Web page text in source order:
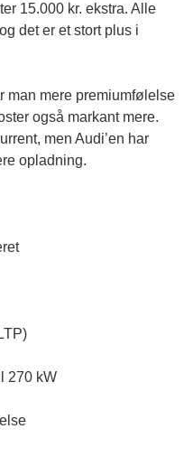
15.000 kr. ekstra. Alle
det er et stort plus i
man mere premiumfølelse
også markant mere.
men Audi’en har
opladning.
270 kW